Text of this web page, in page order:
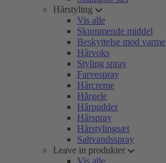
Hårstyling
Vis alle
Skummende middel
Beskyttelse mod varme
Hårvoks
Styling spray
Farvespray
Hårcreme
Hårgele
Hårpudder
Hårspray
Hårstylingsæt
Saltvandsspray
Leave in produkter
Vis alle